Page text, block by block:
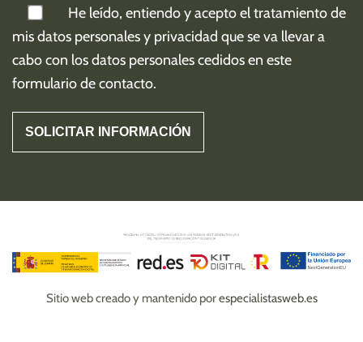
He leído, entiendo y acepto el tratamiento de
misdatos personales y privacidad que se va llevar a
cabo con los datos personales cedidos en este
formulario de contacto.
Sitio web creado y mantenido porespecialistasweb.es